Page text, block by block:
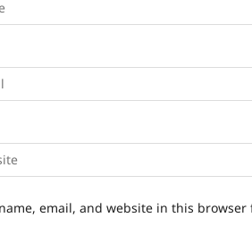
email, and website in this